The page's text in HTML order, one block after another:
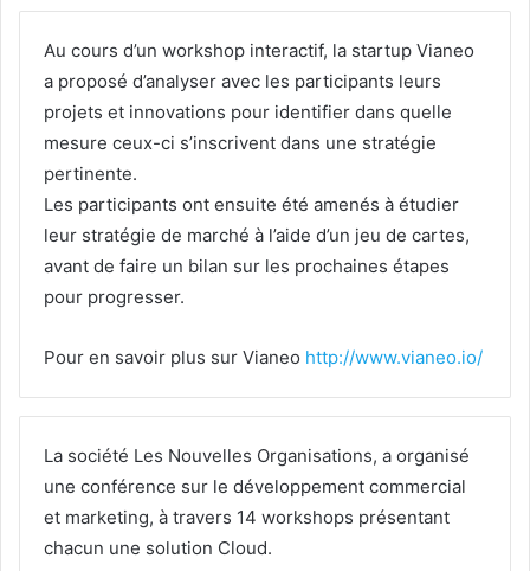
Au cours d’un workshop interactif, la startup Vianeo
a proposé d’analyser avec les participants leurs
projets et innovations pour identifier dans quelle
mesure ceux-ci s’inscrivent dans une stratégie
pertinente.
Les participants ont ensuite été amenés à étudier
leur stratégie de marché à l’aide d’un jeu de cartes,
avant de faire un bilan sur les prochaines étapes
pour progresser.
Pour en savoir plus sur Vianeo http://www.vianeo.io/
La société Les Nouvelles Organisations, a organisé
une conférence sur le développement commercial
et marketing, à travers 14 workshops présentant
chacun une solution Cloud.